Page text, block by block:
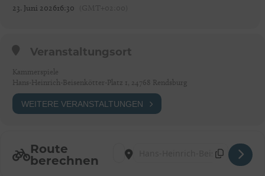
23. Juni 202616:30
Veranstaltungsort
Kammerspiele
Hans-Heinrich-Beisenkötter-Platz 1, 24768 Rendsburg
WEITERE VERANSTALTUNGEN
Route
berechnen
Address - DIE KRAFT IM
Destination Address - DIE KRAFT